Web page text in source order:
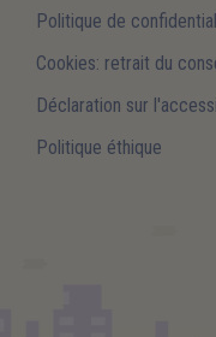
Politique de
Cookies: retrait du
Déclaration sur
Politique éthique